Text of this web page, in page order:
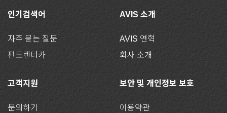
인기검색어
자주 묻는 질문
편도렌터카
AVIS 소개
AVIS 연혁
회사 소개
고객지원
문의하기
보안 및 개인정보 보호
이용약관